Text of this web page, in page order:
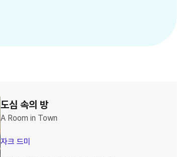
도심 속의 방
A Room in Town
자크 드미